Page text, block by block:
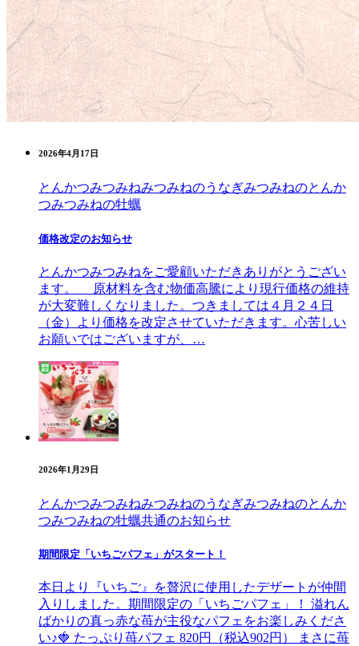
2026年4月17日
とんかつみつみねみつみねのうなぎみつみねのとんか
つみつみねの牡蠣
価格改定のお知らせ
とんかつみつみねをご愛顧いただきありがとうござい
ます。 原材料を含む物価高騰により現行価格の維持
が大変難しくなりました。つきましては４月２４日
（金）より価格を改定させていただきます。心苦しい
お願いではございますが、…
2026年1月29日
とんかつみつみねみつみねのうなぎみつみねのとんか
つみつみねの牡蠣共通のお知らせ
期間限定「いちごパフェ」がスタート！
本日より『いちご』を贅沢に使用したデザートが仲間
入りしました。期間限定の「いちごパフェ」！ 溢れん
ばかりの真っ赤な苺が主役なパフェをお楽しみくださ
い♪🍓 たっぷり苺パフェ 820円（税込902円） まさに苺